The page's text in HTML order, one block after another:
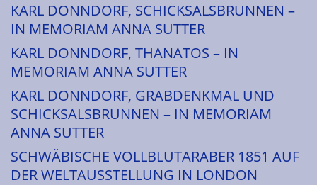
KARL DONNDORF, SCHICKSALSBRUNNEN –
IN MEMORIAM ANNA SUTTER
KARL DONNDORF, THANATOS – IN
MEMORIAM ANNA SUTTER
KARL DONNDORF, GRABDENKMAL UND
SCHICKSALSBRUNNEN – IN MEMORIAM
ANNA SUTTER
SCHWÄBISCHE VOLLBLUTARABER 1851 AUF
DER WELTAUSSTELLUNG IN LONDON